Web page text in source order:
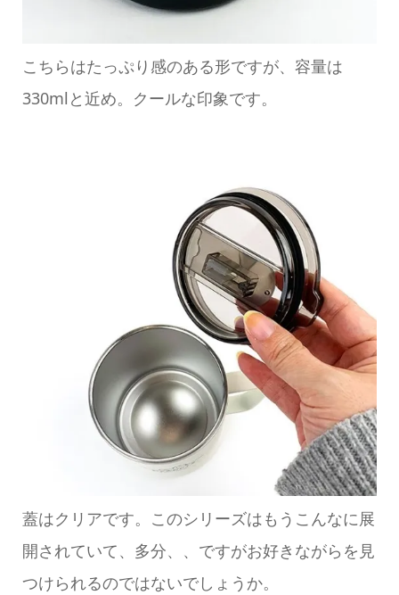
こちらはたっぷり感のある形ですが、容量は
330mlと近め。クールな印象です。
蓋はクリアです。このシリーズはもうこんなに展
開されていて、多分、、ですがお好きながらを見
つけられるのではないでしょうか。